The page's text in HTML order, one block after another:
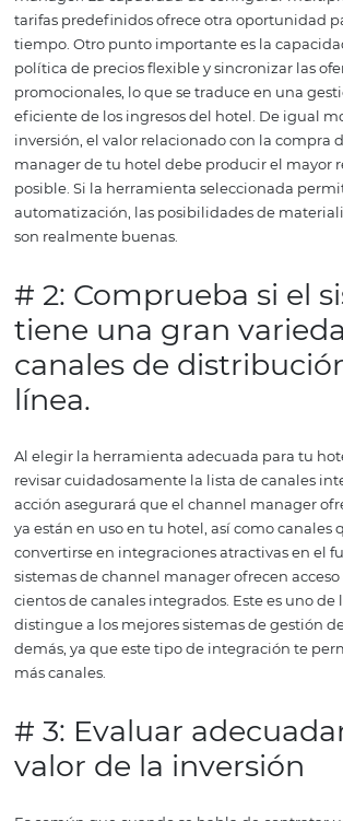
Foto:
Todo funciona automáticamente, lo
las fallas humanas. Hoy en día,
de soluciones tecnológicas en el
como mencionamos anteriormente,
pueden automatizar el trabajo y
ofrecer datos e informes que
decisiones adecuadas.
opciones, cómo elegir la solución
correctamente.
# 1: Validar la
El objetivo principal de invertir en
gestión decanales de ventas
hecho manualmente , ¿verdad?
Está
tarea muy laboriosa que consume al
trabajo, a veces involucrando a más
más canales de distribución, mayor